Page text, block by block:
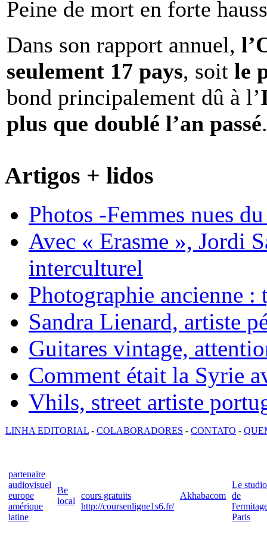
Peine de mort en forte
Dans son rapport annuel,
seulement 17 pays, soit le
bond principalement dû à l’
plus que doublé l’an passé.
Artigos + lidos
Photos -Femmes nues
Avec « Erasme », Jordi
interculturel
Photographie ancienne :
Sandra Lienard, artiste
Guitares vintage,
Comment était la Syrie
Vhils, street artiste
LINHA EDITORIAL - COLABORADORES - CONTATO -
partenaire
audiovisuel
europe
amérique
latine
Be
local
cours gratuits
http://coursenligne1s6.fr/
Akhabacom
Le studio
de
Paris